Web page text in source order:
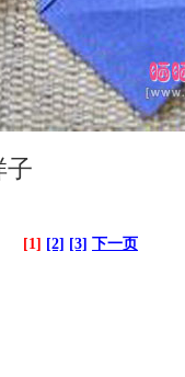
子
[1] [2] [3] 下一页